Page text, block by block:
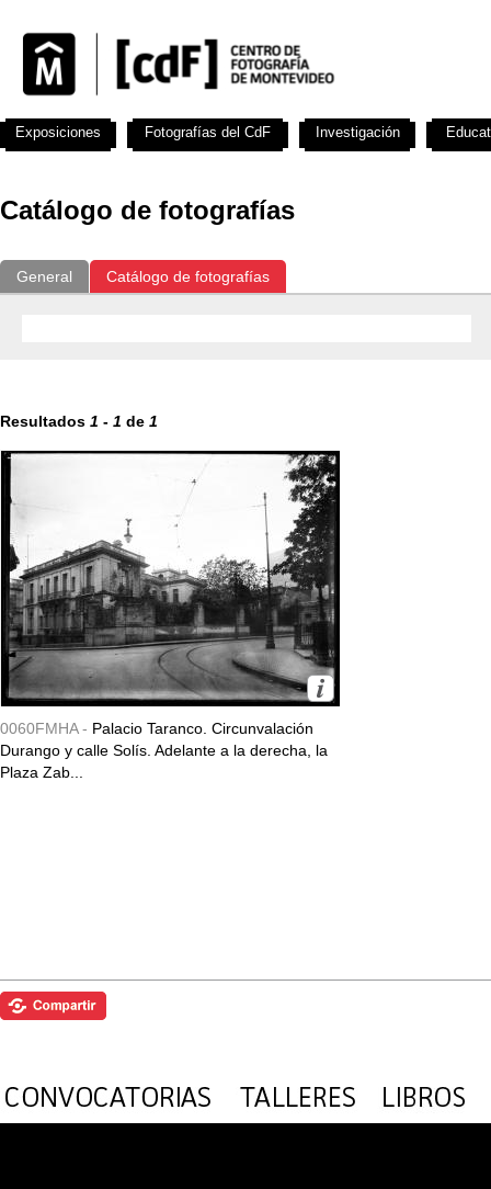
Catálogo de fotografías
General Catálogo de fotografías
Resultados 1 - 1 de 1
0060FMHA - Palacio Taranco. Circunvalación
Durango y calle Solís. Adelante a la derecha, la
Plaza Zab...
Exposiciones Fotografías del CdF Investigación